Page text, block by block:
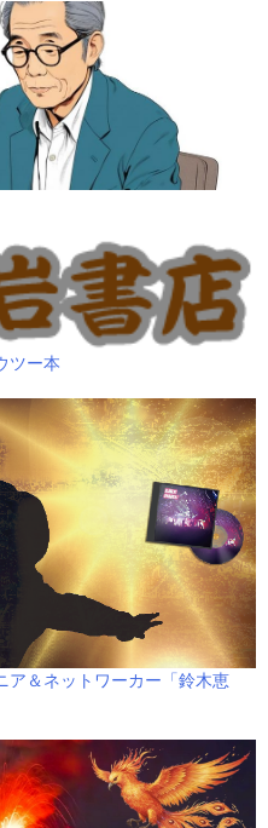
ツー本
ア＆ネットワーカー「鈴木恵